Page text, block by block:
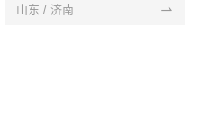
山东 / 济南